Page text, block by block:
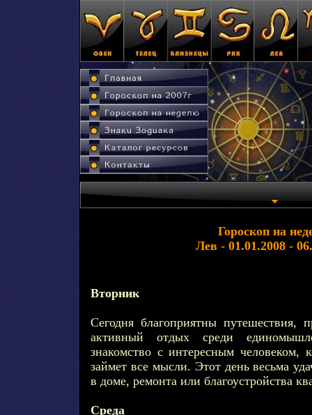
Гороскоп на
Лев - 01.01.2008 -
Вторник
Сегодня благоприятны путешествия,
активный отдых среди
знакомство с интересным человеком,
займет все мысли. Этот день весьма
в доме, ремонта или благоустройства
Среда